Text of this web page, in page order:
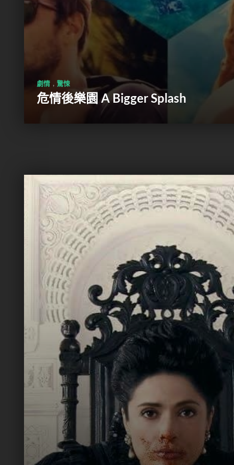
劇情 , 驚悚
危情後樂園 A Bigger Splash